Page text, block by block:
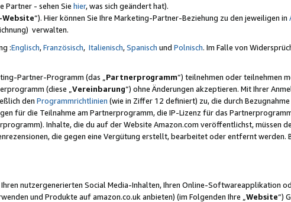
Partner - sehen Sie hier, was sich geändert hat).
“). Hier können Sie Ihre Marketing-Partner-Beziehung zu den jeweiligen in
verwalten.
:Englisch,Französisch, Italienisch,Spanisch und Polnisch. Im Falle von
Partner-Programm (das „Partnerprogramm“) teilnehmen oder teilnehmen
(diese „Vereinbarung“) ohne Änderungen akzeptieren. Mit Ihrer
den Programmrichtlinien (wie in Ziffer 12 definiert) zu, die durch
für die Teilnahme am Partnerprogramm, die IP-Lizenz für das
Inhalte, die du auf der Website Amazon.com veröffentlichst, müssen
die gegen eine Vergütung erstellt, bearbeitet oder entfernt werden.
nutzergenerierten Social Media-Inhalten, Ihren Online-Softwareapplikation
und Produkte auf amazon.co.uk anbieten) (im Folgenden Ihre „ Website“)